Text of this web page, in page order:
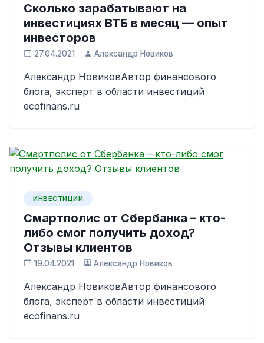
Сколько зарабатывают на
инвестициях ВТБ в месяц — опыт
инвесторов
27.04.2021 Александр Новиков
Александр НовиковАвтор финансового
блога, эксперт в области инвестиций
ecofinans.ru
ИНВЕСТИЦИИ
Смартполис от Сбербанка – кто-
либо смог получить доход?
Отзывы клиентов
19.04.2021 Александр Новиков
Александр НовиковАвтор финансового
блога, эксперт в области инвестиций
ecofinans.ru